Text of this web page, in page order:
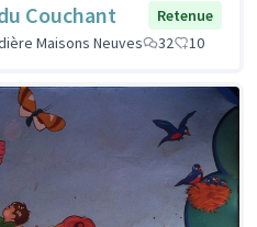
Couchant
Retenue
Maisons Neuves
32 10